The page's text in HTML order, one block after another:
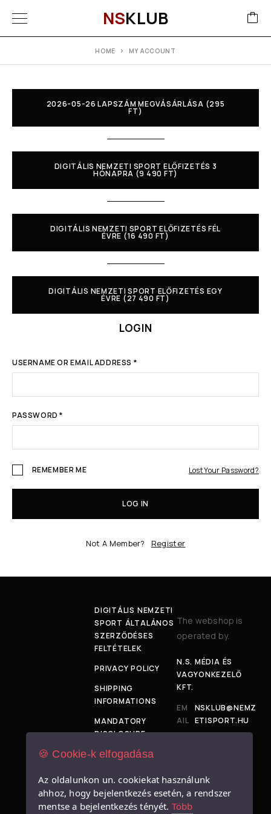
NSKLUB
HOME MY ACCOUNT
2026-05-26 LAPSZÁM MEGVÁSÁRLÁSA (295
FT)
DIGITÁLIS NEMZETI SPORT ELŐFIZETÉS 3
HÓNAPRA (9 490 FT)
DIGITÁLIS NEMZETI SPORT ELŐFIZETÉS FÉL
ÉVRE (16 490 FT)
DIGITÁLIS NEMZETI SPORT ELŐFIZETÉS EGY
ÉVRE (27 490 FT)
LOGIN
USERNAME OR EMAIL ADDRESS *
PASSWORD*
REMEMBER ME Lost Your Password?
LOG IN
Not A Member? Register
DIGITÁLIS NEMZETI
SPORT ÁLTALÁNOS
SZERZŐDÉSES
FELTÉTELEK
PRIVACY POLICY
SHIPPING
INFORMATIONS
MANDATORY
DISCLOSURE
SIZE TABLE
The webshop is
operated by.
N.S. MÉDIA ÉS
VAGYONKEZELŐ
KFT.
EM
AIL
:
NSKLUB@NEMZ
ETISPORT.HU
128.
🍪 Cookie-k elfogadása
Az oldalunkon un. cookiekat használunk
ahhoz, hogy bejelentkezés esetén, a rendszer
mentse a bejelentkezés tényét. Több